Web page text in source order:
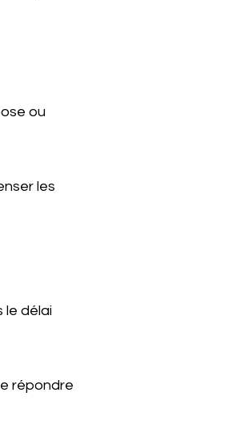
ou
les
le délai
répondre